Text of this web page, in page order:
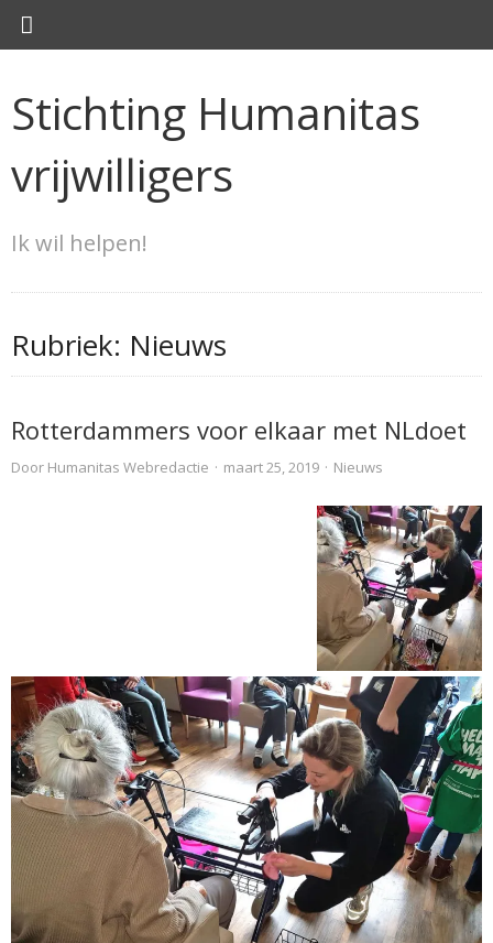
Stichting Humanitas
vrijwilligers
Ik wil helpen!
Rubriek: Nieuws
Rotterdammers voor elkaar met NLdoet
Door Humanitas Webredactie · maart 25, 2019 · Nieuws